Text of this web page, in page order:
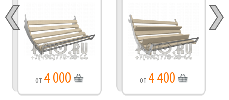
от 4 000 от 4 400